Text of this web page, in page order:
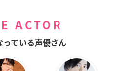
ACTOR
っている声優さん